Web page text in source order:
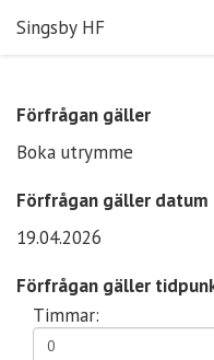
Singsby HF
Förfrågan gäller
Boka utrymme
Förfrågan gäller datum
19.04.2026
Förfrågan gäller
Timmar: